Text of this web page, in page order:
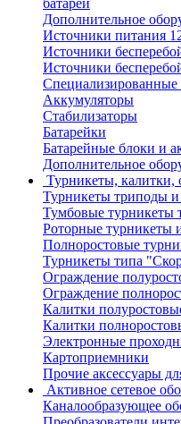
батареи
Дополнительное
Источники питания
Источники
Источники
Аккумуляторы
Стабилизаторы
Батарейки
Батарейные блоки и
Дополнительное
Турникеты, калитки,
Турникеты триподы и
Тумбовые турникеты
Роторные турникеты
Полноростовые
Турникеты типа
Ограждение
Ограждение
Калитки
Калитки
Электронные
Картоприемники
Прочие аксессуары
Активное сетевое
Каналообразующее